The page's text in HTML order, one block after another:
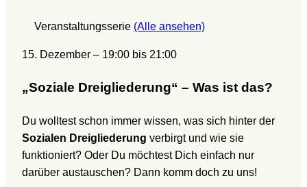
Veranstaltungsserie (Alle ansehen)
15. Dezember – 19:00 bis 21:00
„Soziale Dreigliederung“ – Was ist das?
Du wolltest schon immer wissen, was sich hinter der
Sozialen Dreigliederung verbirgt und wie sie
funktioniert? Oder Du möchtest Dich einfach nur
darüber austauschen? Dann komm doch zu uns!